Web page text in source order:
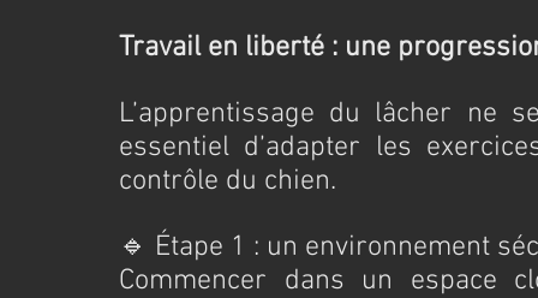
Travail en liberté : une
L’apprentissage du lâcher ne
essentiel d’adapter les
contrôle du chien.
🔹 Étape 1 : un environnement
Commencer dans un espace